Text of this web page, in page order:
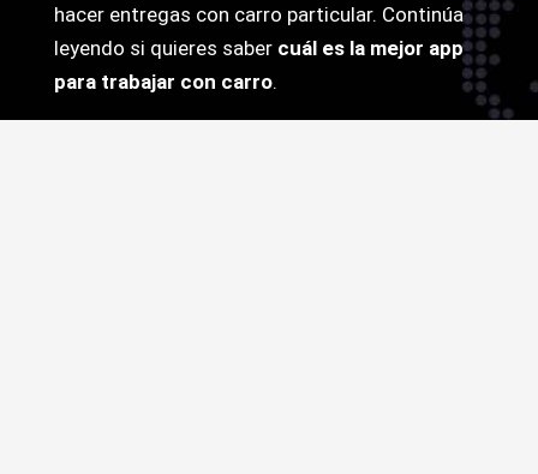
hacer entregas con carro particular. Continúa
leyendo si quieres saber cuál es la mejor app
para trabajar con carro.